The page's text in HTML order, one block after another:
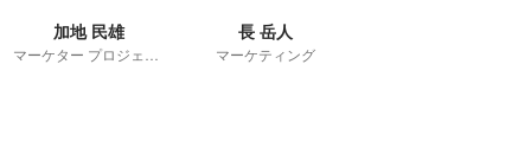
加地 民雄 長 岳人
マーケティング